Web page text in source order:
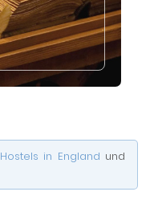
Hostels in England und